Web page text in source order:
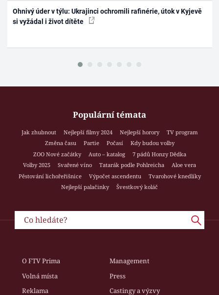
Ohnivý úder v týlu: Ukrajinci ochromili rafinérie, útok v Kyjevě
si vyžádal i život dítěte
Populární témata
Jak zhubnout Nejlepší filmy 2024 Nejlepší horory
TV program
Změna času
Partie Počasí
Kdy budou volby
ZOO Nové začátky
Auto – katalog
7 pádů Honzy Dědka
Volby 2025
Svařené víno Tatarák podle Pohlreicha
Aloe vera
Pěstování lichořeřišnice
Výpočet ascendentu
Tvarohové knedlíky
Nejlepší palačinky
Švestkový koláč
O FTV Prima
Management
Volná místa
Press
Reklama
Castingy a výzvy